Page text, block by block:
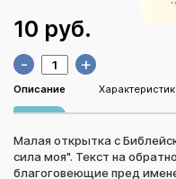
10 руб.
- +
Описание
Малая открытка с
сила моя". Текст на
благоговеющие пред